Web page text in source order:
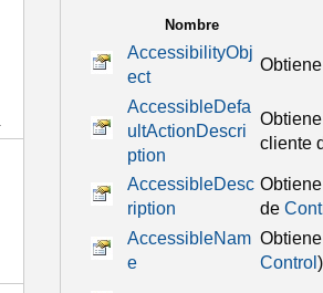
Nombre
AccessibilityObj
ect
Obtiene
AccessibleDefa
ultActionDescri
ption
cliente
AccessibleDesc
ription
de
AccessibleNam
e
Control